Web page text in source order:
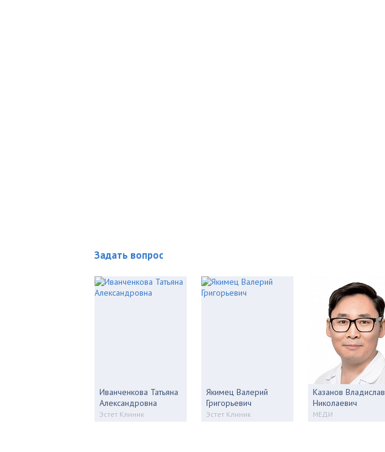
Задать вопрос
Иванченкова Татьяна
Александровна
Эстет Клиник
Якимец Валерий
Григорьевич
Эстет Клиник
Казанов Владислав
Николаевич
МЕДИ